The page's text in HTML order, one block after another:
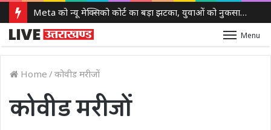
Meta को न्यू मेक्सिको कोर्ट का बड़ा झटका, युवाओं को नुकसान पहुंचाने के मामले में करीब 5,000 करोड़ रुपये का जुर्माना
Menu
Home /कोवीड मरीजों
कोवीड मरीजों